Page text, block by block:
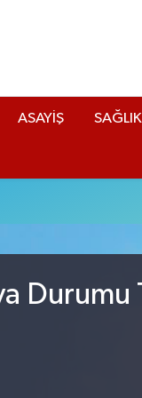
ASAYİŞ SAĞLIK
Durumu